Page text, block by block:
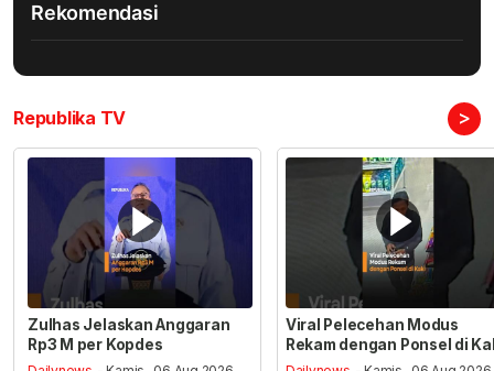
Rekomendasi
Republika TV >
Zulhas Jelaskan Anggaran
Rp3 M per Kopdes
Viral Pelecehan Modus
Rekam dengan Ponsel di